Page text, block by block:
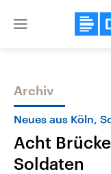
Close
Themen
Archiv
Neues aus Köln,
Acht
Soldaten